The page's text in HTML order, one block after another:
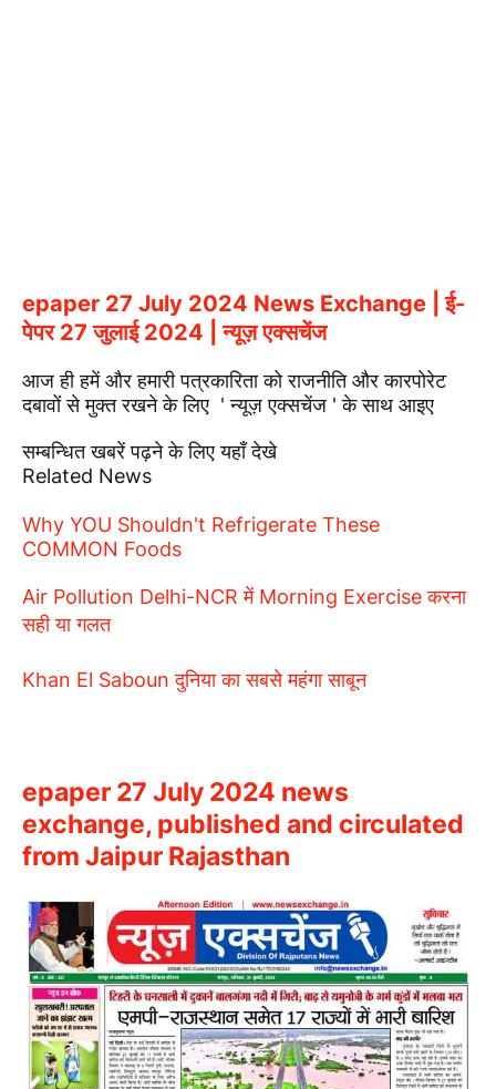
epaper 27 July 2024 News Exchange | ई-
पेपर 27 जुलाई 2024 | न्यूज़ एक्सचेंज
आज ही हमें और हमारी पत्रकारिता को राजनीति और कारपोरेट
दबावों से मुक्त रखने के लिए ' न्यूज़ एक्सचेंज ' के साथ आइए
सम्बन्धित खबरें पढ़ने के लिए यहाँ देखे
Related News
Why YOU Shouldn't Refrigerate These
COMMON Foods
Air Pollution Delhi-NCR में Morning Exercise करना
सही या गलत
Khan El Saboun दुनिया का सबसे महंगा साबून
epaper 27 July 2024 news
exchange, published and circulated
from Jaipur Rajasthan